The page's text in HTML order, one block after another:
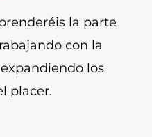
la parte
con la
los
placer.